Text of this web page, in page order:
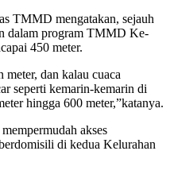
TMMD mengatakan, sejauh
dalam program TMMD Ke-
450 meter.
dan kalau cuaca
seperti kemarin-kemarin di
hingga 600 meter,”katanya.
akses
di kedua Kelurahan